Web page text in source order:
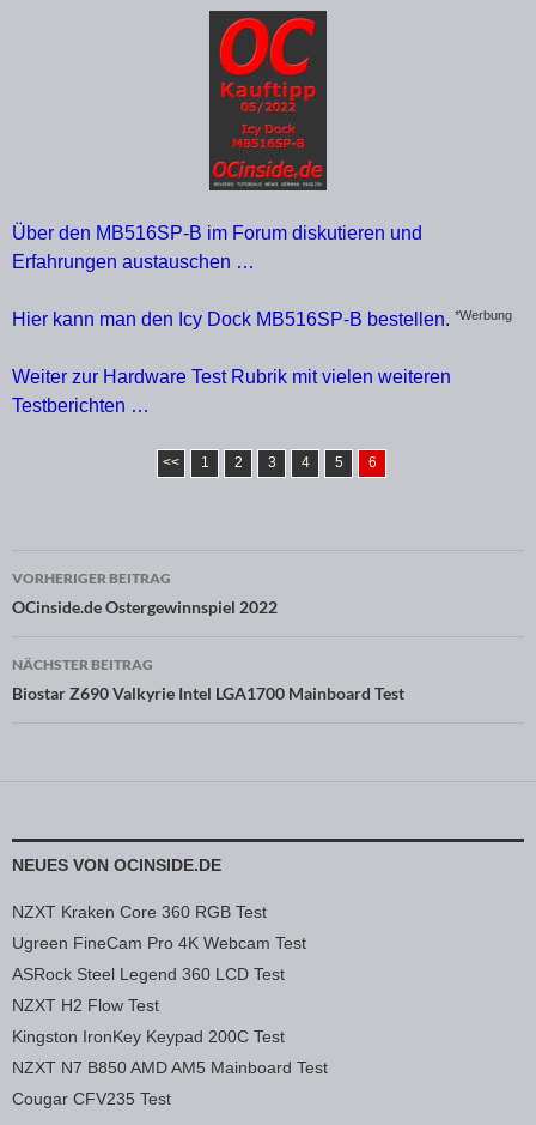
Über den MB516SP-B im Forum diskutieren und
Erfahrungen austauschen …
Hier kann man den Icy Dock MB516SP-B bestellen. *Werbung
Weiter zur Hardware Test Rubrik mit vielen weiteren
Testberichten …
<< 1 2 3 4 5 6
Beitragsnavigation
VORHERIGER BEITRAG
OCinside.de Ostergewinnspiel 2022
NÄCHSTER BEITRAG
Biostar Z690 Valkyrie Intel LGA1700 Mainboard Test
NEUES VON OCINSIDE.DE
NZXT Kraken Core 360 RGB Test
Ugreen FineCam Pro 4K Webcam Test
ASRock Steel Legend 360 LCD Test
NZXT H2 Flow Test
Kingston IronKey Keypad 200C Test
NZXT N7 B850 AMD AM5 Mainboard Test
Cougar CFV235 Test